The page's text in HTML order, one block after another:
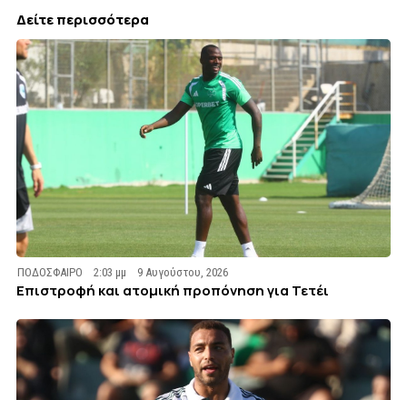
Δείτε περισσότερα
ΠΟΔΟΣΦΑΙΡΟ 2:03 μμ 9 Αυγούστου, 2026
Επιστροφή και ατομική προπόνηση για Τετέι